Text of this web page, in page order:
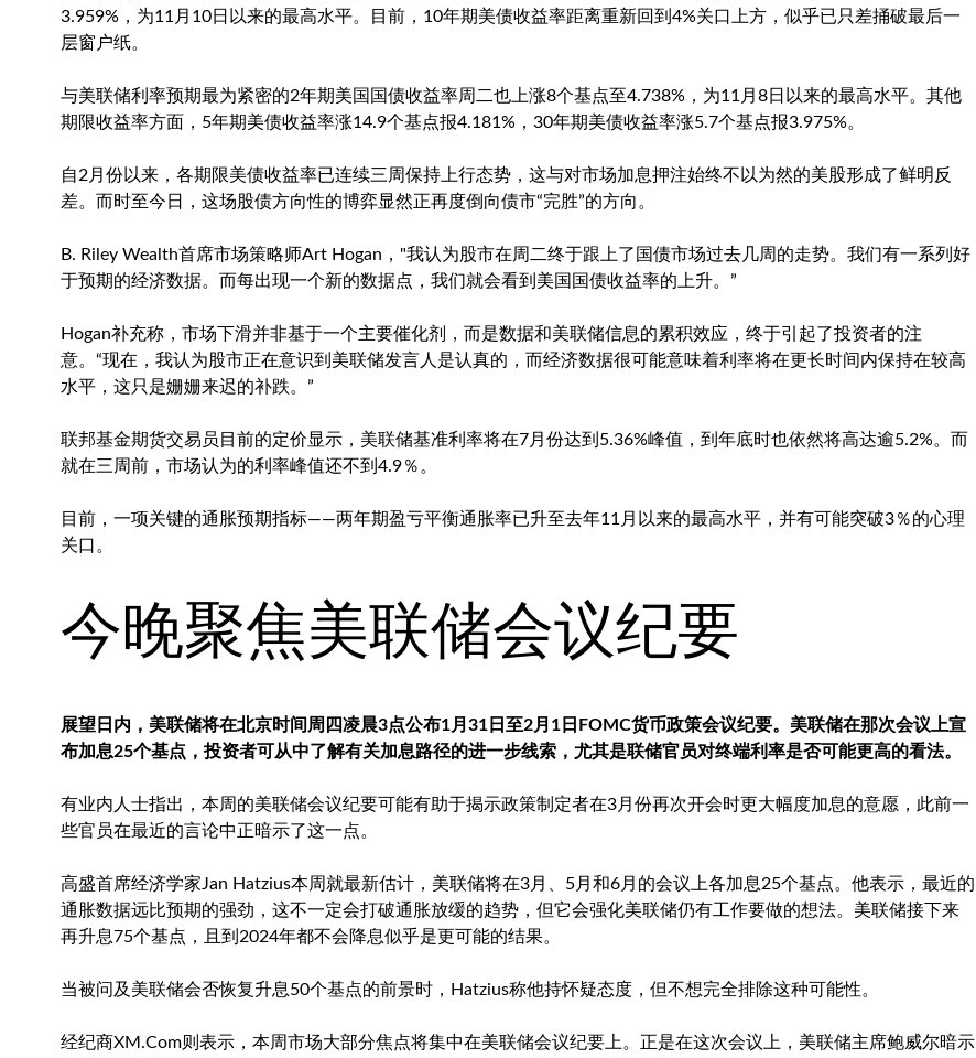
3.959%，为11月10日以来的最高水平。目前，10年期美债收益率距离重新回到4%关口上方，似乎已只差捅破最后一
层窗户纸。
与美联储利率预期最为紧密的2年期美国国债收益率周二也上涨8个基点至4.738%，为11月8日以来的最高水平。其他
期限收益率方面，5年期美债收益率涨14.9个基点报4.181%，30年期美债收益率涨5.7个基点报3.975%。
自2月份以来，各期限美债收益率已连续三周保持上行态势，这与对市场加息押注始终不以为然的美股形成了鲜明反
差。而时至今日，这场股债方向性的博弈显然正再度倒向债市“完胜”的方向。
B. Riley Wealth首席市场策略师Art Hogan，"我认为股市在周二终于跟上了国债市场过去几周的走势。我们有一系列好
于预期的经济数据。而每出现一个新的数据点，我们就会看到美国国债收益率的上升。”
Hogan补充称，市场下滑并非基于一个主要催化剂，而是数据和美联储信息的累积效应，终于引起了投资者的注
意。“现在，我认为股市正在意识到美联储发言人是认真的，而经济数据很可能意味着利率将在更长时间内保持在较高
水平，这只是姗姗来迟的补跌。”
联邦基金期货交易员目前的定价显示，美联储基准利率将在7月份达到5.36%峰值，到年底时也依然将高达逾5.2%。而
就在三周前，市场认为的利率峰值还不到4.9％。
目前，一项关键的通胀预期指标——两年期盈亏平衡通胀率已升至去年11月以来的最高水平，并有可能突破3％的心理
关口。
今晚聚焦美联储会议纪要
展望日内，美联储将在北京时间周四凌晨3点公布1月31日至2月1日FOMC货币政策会议纪要。美联储在那次会议上宣
布加息25个基点，投资者可从中了解有关加息路径的进一步线索，尤其是联储官员对终端利率是否可能更高的看法。
有业内人士指出，本周的美联储会议纪要可能有助于揭示政策制定者在3月份再次开会时更大幅度加息的意愿，此前一
些官员在最近的言论中正暗示了这一点。
高盛首席经济学家Jan Hatzius本周就最新估计，美联储将在3月、5月和6月的会议上各加息25个基点。他表示，最近的
通胀数据远比预期的强劲，这不一定会打破通胀放缓的趋势，但它会强化美联储仍有工作要做的想法。美联储接下来
再升息75个基点，且到2024年都不会降息似乎是更可能的结果。
当被问及美联储会否恢复升息50个基点的前景时，Hatzius称他持怀疑态度，但不想完全排除这种可能性。
经纪商XM.Com则表示，本周市场大部分焦点将集中在美联储会议纪要上。正是在这次会议上，美联储主席鲍威尔暗示